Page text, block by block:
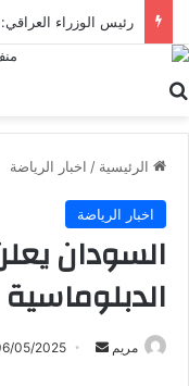
الرئيسية / اخبار الرياضة
اخبار الرياضة
السودان
مريم
أرسل 05/2025